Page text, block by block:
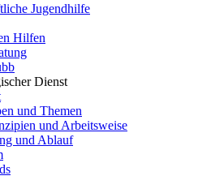
Jugendhilfe
Hilfen
Dienst
und Themen
und Arbeitsweise
und Ablauf